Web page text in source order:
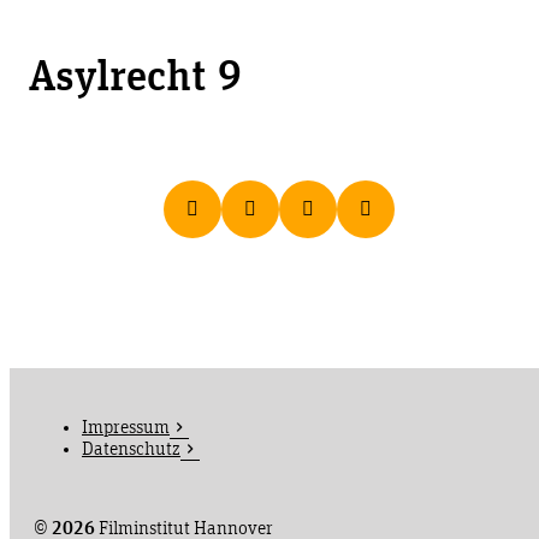
Asylrecht 9
© 2026Filminstitut Hannover
Impressum
Datenschutz